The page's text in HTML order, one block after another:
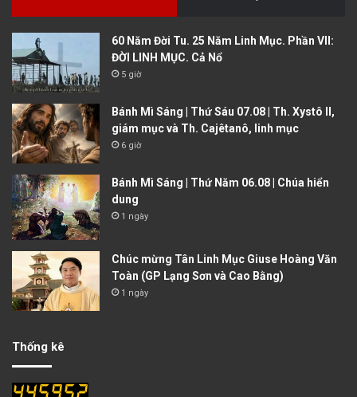
60 Năm Đời Tu. 25 Năm Linh Mục. Phần VII:
ĐỜI LINH MỤC. Cả Nổ
5 giờ
Bánh Mì Sáng | Thứ Sáu 07.08 | Th. Xystô II,
giám mục và Th. Cajêtanô, linh mục
6 giờ
Bánh Mì Sáng | Thứ Năm 06.08 | Chúa hiển
dung
1 ngày
Chúc mừng Tân Linh Mục Giuse Hoàng Văn
Toàn (GP Lạng Sơn và Cao Bằng)
1 ngày
Thống kê